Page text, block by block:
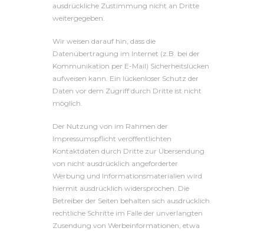
ausdrückliche Zustimmung nicht an Dritte
weitergegeben.
Wir weisen darauf hin, dass die
Datenübertragung im Internet (z.B. bei der
Kommunikation per E-Mail) Sicherheitslücken
aufweisen kann. Ein lückenloser Schutz der
Daten vor dem Zugriff durch Dritte ist nicht
möglich.
Der Nutzung von im Rahmen der
Impressumspflicht veröffentlichten
Kontaktdaten durch Dritte zur Übersendung
von nicht ausdrücklich angeforderter
Werbung und Informationsmaterialien wird
hiermit ausdrücklich widersprochen. Die
Betreiber der Seiten behalten sich ausdrücklich
rechtliche Schritte im Falle der unverlangten
Zusendung von Werbeinformationen, etwa